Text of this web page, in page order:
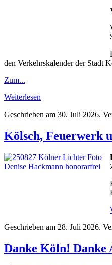
den Verkehrskalender der Stadt
Zum...
Weiterlesen
Geschrieben am 30. Juli 2026.
Kölsch, Feuerwerk
Geschrieben am 28. Juli 2026.
Danke Köln! Danke